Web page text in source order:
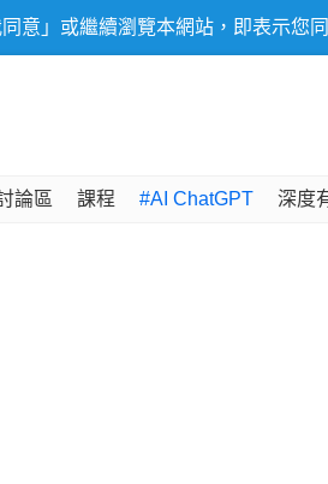
意」或繼續瀏覽本網站，即表示您
論區 課程 #AI ChatGPT 深度